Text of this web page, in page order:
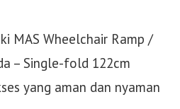
MAS Wheelchair Ramp /
– Single-fold 122cm
yang aman dan nyaman